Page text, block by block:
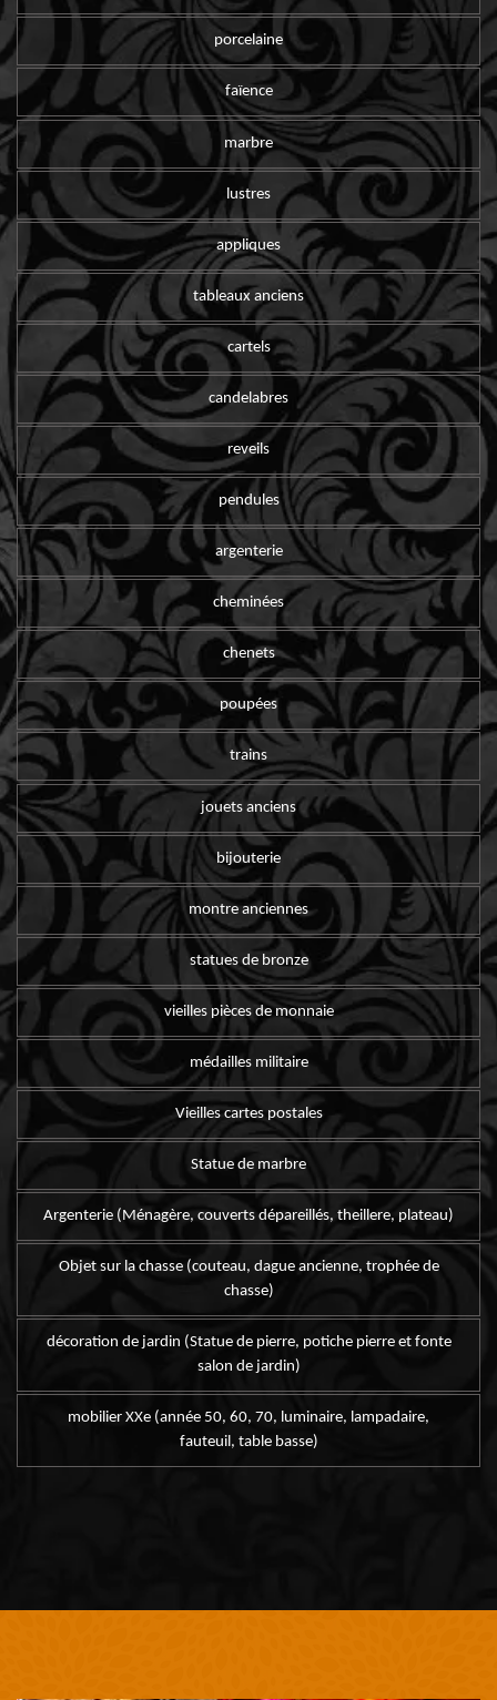
porcelaine
faïence
marbre
lustres
appliques
tableaux anciens
cartels
candelabres
reveils
pendules
argenterie
cheminées
chenets
poupées
trains
jouets anciens
bijouterie
montre anciennes
statues de bronze
vieilles pièces de monnaie
médailles militaire
Vieilles cartes postales
Statue de marbre
Argenterie (Ménagère, couverts dépareillés, theillere, plateau)
Objet sur la chasse (couteau, dague ancienne, trophée de
chasse)
décoration de jardin (Statue de pierre, potiche pierre et fonte
salon de jardin)
mobilier XXe (année 50, 60, 70, luminaire, lampadaire,
fauteuil, table basse)